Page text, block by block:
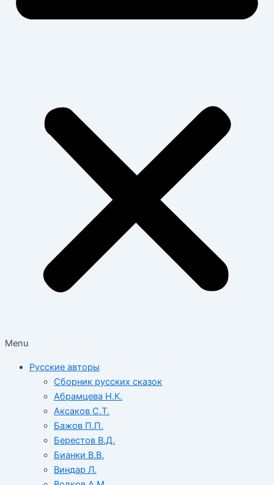
Menu
Русские авторы
Сборник русских сказок
Абрамцева Н.К.
Аксаков С.Т.
Бажов П.П.
Берестов В.Д.
Бианки В.В.
Виндар Л.